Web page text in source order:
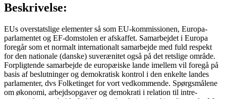
Beskrivelse:
EUs overstatslige elementer så som EU-kommissionen, Europa-
parlamentet og EF-domstolen er afskaffet. Samarbejdet i Europa
foregår som et normalt internationalt samarbejde med fuld respekt
for den nationale (danske) suverænitet også på det retslige område.
Forpligtende samarbejde de europæiske lande imellem vil foregå på
basis af beslutninger og demokratisk kontrol i den enkelte landes
parlamenter, dvs Folketinget for vort vedkommende. Spørgsmålene
om økonomi, arbejdsopgaver og demokrati i relation til intre-